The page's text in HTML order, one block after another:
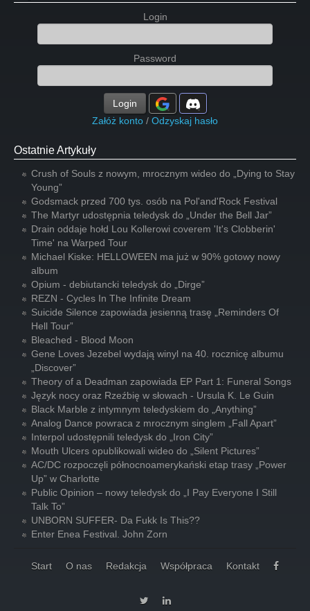
Login
Password
Login
Załóż konto / Odzyskaj hasło
Ostatnie Artykuły
Crush of Souls z nowym, mrocznym wideo do „Dying to Stay
Young”
Godsmack przed 700 tys. osób na Pol'and'Rock Festival
The Martyr udostępnia teledysk do „Under the Bell Jar”
Drain oddaje hołd Lou Kollerowi coverem 'It's Clobberin'
Time' na Warped Tour
Michael Kiske: HELLOWEEN ma już w 90% gotowy nowy
album
Opium - debiutancki teledysk do „Dirge”
REZN - Cycles In The Infinite Dream
Suicide Silence zapowiada jesienną trasę „Reminders Of
Hell Tour”
Bleached - Blood Moon
Gene Loves Jezebel wydają winyl na 40. rocznicę albumu
„Discover”
Theory of a Deadman zapowiada EP Part 1: Funeral Songs
Język nocy oraz Rzeźbię w słowach - Ursula K. Le Guin
Black Marble z intymnym teledyskiem do „Anything”
Analog Dance powraca z mrocznym singlem „Fall Apart”
Interpol udostępnili teledysk do „Iron City”
Mouth Ulcers opublikowali wideo do „Silent Pictures”
AC/DC rozpoczęli północnoamerykański etap trasy „Power
Up” w Charlotte
Public Opinion – nowy teledysk do „I Pay Everyone I Still
Talk To”
UNBORN SUFFER- Da Fukk Is This??
Enter Enea Festival. John Zorn
Start O nas Redakcja Współpraca Kontakt